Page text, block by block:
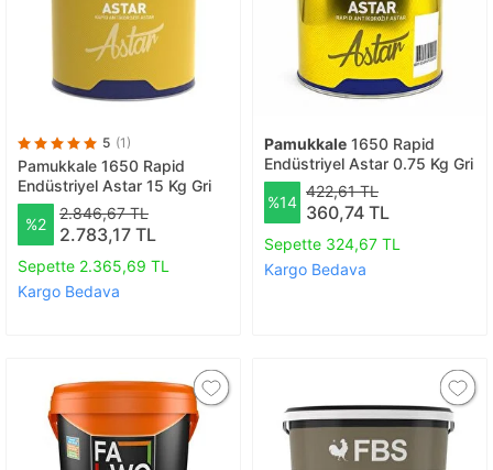
5 (1)
Pamukkale 1650 Rapid
Endüstriyel Astar 15 Kg Gri
%2
2.846,67 TL
2.783,17 TL
Sepette 2.365,69 TL
Kargo Bedava
Pamukkale 1650 Rapid
Endüstriyel Astar 0.75 Kg Gri
%14
422,61 TL
360,74 TL
Sepette 324,67 TL
Kargo Bedava